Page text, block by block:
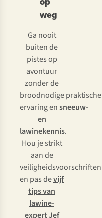
weg
Ga nooit
buiten de
pistes op
avontuur
zonder de
broodnodige praktische
ervaring ensneeuw-
en
lawinekennis.
Hou je strikt
aan de
veiligheidsvoorschriften
en pas devijf
tips van
lawine-
expert Jef